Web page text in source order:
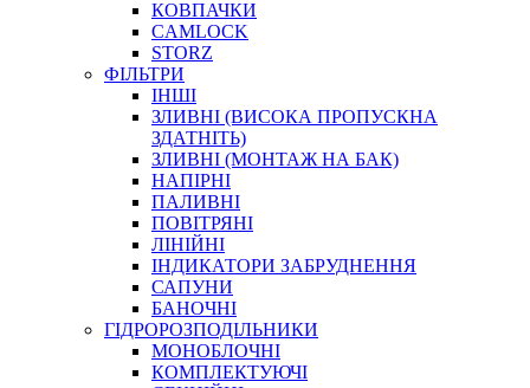
ІНСТРУМЕНТ
САДОВИЙ ІНВЕНТАР
ЕЛЕКТРИЧНІ ПРИЛАДИ
ПАЛЬНИКИ, ПАЯЛЬНИКИ, ПАЯЛЬНІ ЛАМПИ
ІНСТРУМЕНТИ ДЛЯ ЕЛЕКТРИКА
ЕЛЕКТРОІНСТРУМЕНТИ
ЗАМКИ І КОМПЛЕКТУЮЧІ
ІНСТРУМЕНТИ ДЛЯ ЗВАРЮВАННЯ, АКСЕСУАРИ
КОВПАЧКИ
CAMLOCK
STORZ
ФІЛЬТРИ
ІНШІ
ЗЛИВНІ (ВИСОКА ПРОПУСКНА
ЗДАТНІТЬ)
ЗЛИВНІ (МОНТАЖ НА БАК)
НАПІРНІ
ПАЛИВНІ
ПОВІТРЯНІ
ЛІНІЙНІ
ІНДИКАТОРИ ЗАБРУДНЕННЯ
САПУНИ
БАНОЧНІ
ГІДРОРОЗПОДІЛЬНИКИ
МОНОБЛОЧНІ
КОМПЛЕКТУЮЧІ